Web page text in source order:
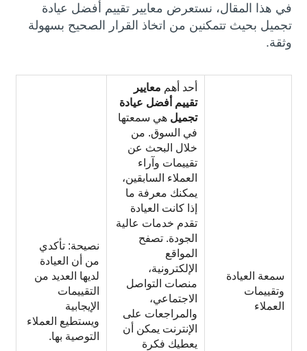
في هذا المقال، نستعرض معايير تقييم أفضل عيادة
تجميل بحيث تتمكنين من اتخاذ القرار الصحيح بسهولة
وثقة.
سمعة العيادة
وتقييمات
العملاء
أحد أهم معايير
تقييم أفضل عيادة
تجميلهي سمعتها
في السوق. من
خلال البحث عن
تقييمات وآراء
العملاء السابقين،
يمكنك معرفة ما
إذا كانت العيادة
تقدم خدمات عالية
الجودة. تصفح
المواقع
الإلكترونية،
منصات التواصل
الاجتماعي،
والمراجعات على
الإنترنت يمكن أن
يعطيك فكرة
نصيحة: تأكدي
من أن العيادة
لديها العديد من
التقييمات
الإيجابية
ويستطيع العملاء
التوصية بها.